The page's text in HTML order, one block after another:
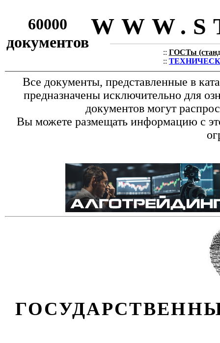
60000
документов
:: ГОСТы
::
Все документы, представленные в
предназначены исключительно для
документов могут
Вы можете размещать информацию с